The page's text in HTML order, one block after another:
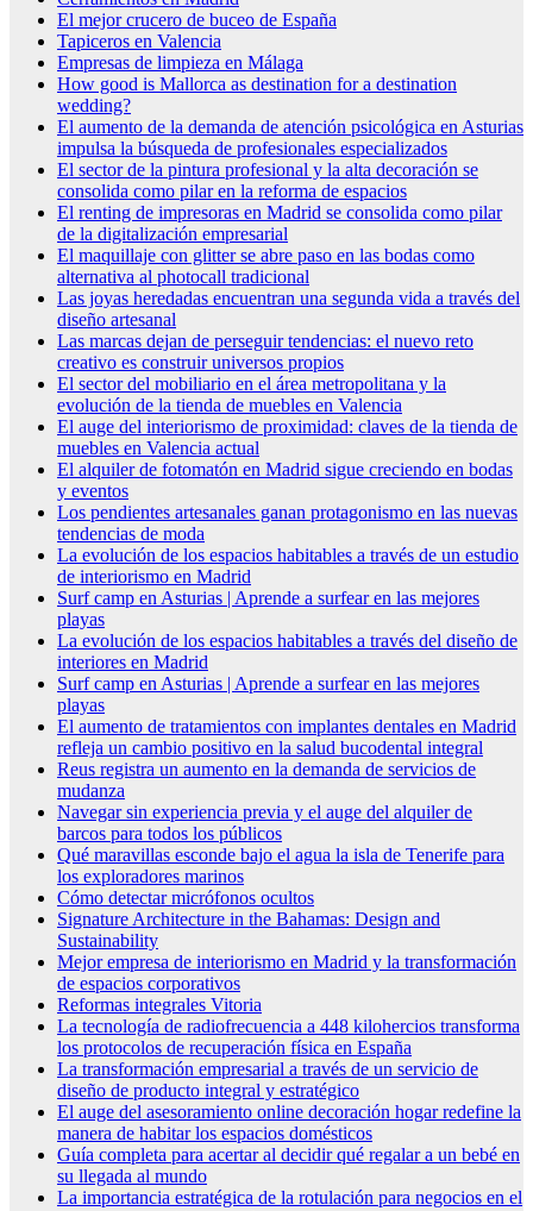
El mejor crucero de buceo de España
Tapiceros en Valencia
Empresas de limpieza en Málaga
How good is Mallorca as destination for a destination
wedding?
El aumento de la demanda de atención psicológica en Asturias
impulsa la búsqueda de profesionales especializados
El sector de la pintura profesional y la alta decoración se
consolida como pilar en la reforma de espacios
El renting de impresoras en Madrid se consolida como pilar
de la digitalización empresarial
El maquillaje con glitter se abre paso en las bodas como
alternativa al photocall tradicional
Las joyas heredadas encuentran una segunda vida a través del
diseño artesanal
Las marcas dejan de perseguir tendencias: el nuevo reto
creativo es construir universos propios
El sector del mobiliario en el área metropolitana y la
evolución de la tienda de muebles en Valencia
El auge del interiorismo de proximidad: claves de la tienda de
muebles en Valencia actual
El alquiler de fotomatón en Madrid sigue creciendo en bodas
y eventos
Los pendientes artesanales ganan protagonismo en las nuevas
tendencias de moda
La evolución de los espacios habitables a través de un estudio
de interiorismo en Madrid
Surf camp en Asturias | Aprende a surfear en las mejores
playas
La evolución de los espacios habitables a través del diseño de
interiores en Madrid
Surf camp en Asturias | Aprende a surfear en las mejores
playas
El aumento de tratamientos con implantes dentales en Madrid
refleja un cambio positivo en la salud bucodental integral
Reus registra un aumento en la demanda de servicios de
mudanza
Navegar sin experiencia previa y el auge del alquiler de
barcos para todos los públicos
Qué maravillas esconde bajo el agua la isla de Tenerife para
los exploradores marinos
Cómo detectar micrófonos ocultos
Signature Architecture in the Bahamas: Design and
Sustainability
Mejor empresa de interiorismo en Madrid y la transformación
de espacios corporativos
Reformas integrales Vitoria
La tecnología de radiofrecuencia a 448 kilohercios transforma
los protocolos de recuperación física en España
La transformación empresarial a través de un servicio de
diseño de producto integral y estratégico
El auge del asesoramiento online decoración hogar redefine la
manera de habitar los espacios domésticos
Guía completa para acertar al decidir qué regalar a un bebé en
su llegada al mundo
La importancia estratégica de la rotulación para negocios en el